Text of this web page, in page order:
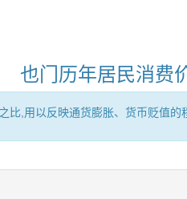
也门历年居民消费
,用以反映通货膨胀、货币贬值